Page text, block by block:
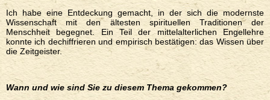
Ich habe eine Entdeckung gemacht, in der sich die modernste
Wissenschaft mit den ältesten spirituellen Traditionen der
Menschheit begegnet. Ein Teil der mittelalterlichen Engellehre
konnte ich dechiffrieren und empirisch bestätigen: das Wissen über
die Zeitgeister.
Wann und wie sind Sie zu diesem Thema gekommen?